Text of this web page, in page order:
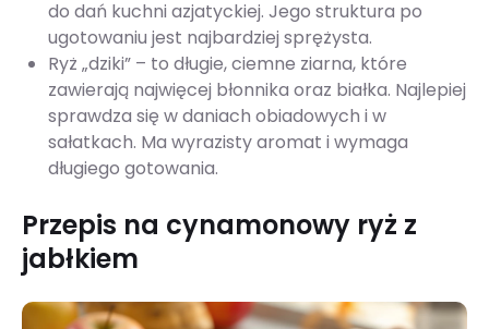
do dań kuchni azjatyckiej. Jego struktura po
ugotowaniu jest najbardziej sprężysta.
Ryż „dziki” – to długie, ciemne ziarna, które
zawierają najwięcej błonnika oraz białka. Najlepiej
sprawdza się w daniach obiadowych i w
sałatkach. Ma wyrazisty aromat i wymaga
długiego gotowania.
Przepis na cynamonowy ryż z
jabłkiem